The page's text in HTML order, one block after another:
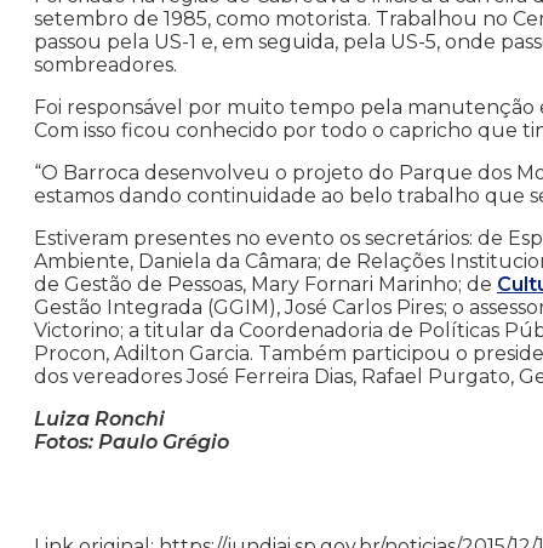
setembro de 1985, como motorista. Trabalhou no
passou pela US-1 e, em seguida, pela US-5, onde
sombreadores.
Foi responsável por muito tempo pela manutenção
Com isso ficou conhecido por todo o capricho que
“O Barroca desenvolveu o projeto do Parque dos
estamos dando continuidade ao belo trabalho que
Estiveram presentes no evento os secretários: de
Ambiente, Daniela da Câmara; de Relações
de Gestão de Pessoas, Mary Fornari Marinho; de
Gestão Integrada (GGIM), José Carlos Pires; o
Victorino; a titular da Coordenadoria de Políticas
Procon, Adilton Garcia. Também participou o
dos vereadores José Ferreira Dias, Rafael Purgato,
Luiza Ronchi
Fotos: Paulo Grégio